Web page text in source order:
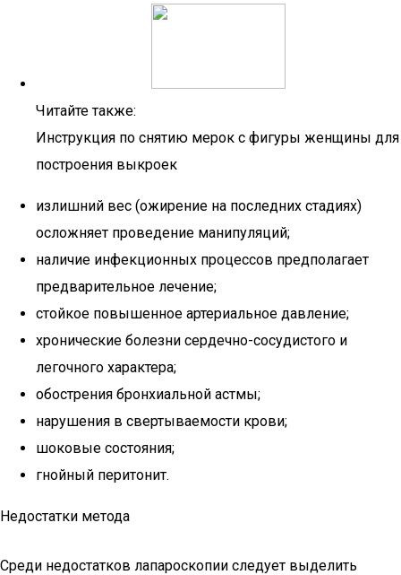
Читайте также:
Инструкция по снятию мерок с фигуры женщины для
построения выкроек
излишний вес (ожирение на последних стадиях)
осложняет проведение манипуляций;
наличие инфекционных процессов предполагает
предварительное лечение;
стойкое повышенное артериальное давление;
хронические болезни сердечно-сосудистого и
легочного характера;
обострения бронхиальной астмы;
нарушения в свертываемости крови;
шоковые состояния;
гнойный перитонит.
Недостатки метода
Среди недостатков лапароскопии следует выделить